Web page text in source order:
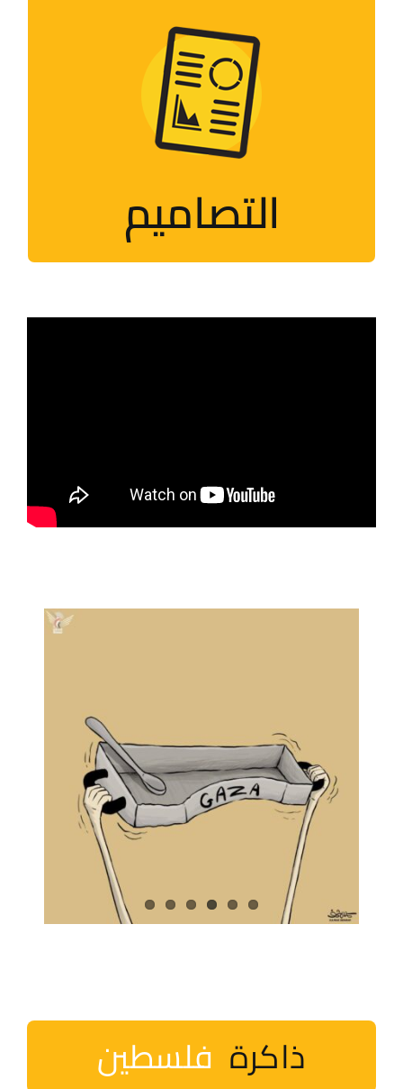
التصاميم
التصاميم
تصاميم تُحاكي الأحداث والمناسبات
الفلسطينيّة
زيارة الصفحة
ذاكرة فلسطين